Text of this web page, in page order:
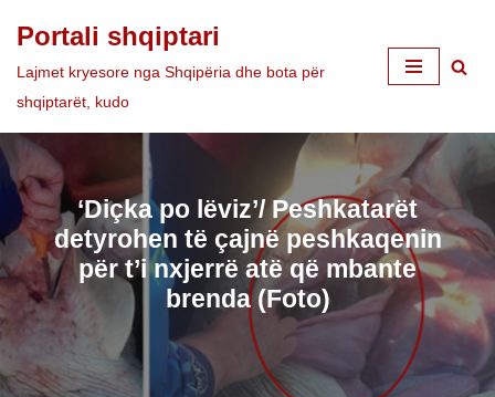
Skip
to
Portali shqiptari
Lajmet kryesore nga Shqipëria dhe bota për
shqiptarët, kudo
‘Diçka po lëviz’/ Peshkatarët
detyrohen të çajnë peshkaqenin
për t’i nxjerrë atë që mbante
brenda (Foto)